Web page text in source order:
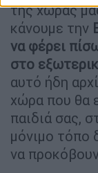
της χώρας
κάνουμε την
να φέρει
στο
αυτό ήδη
χώρα που θα
παιδιά σας,
μόνιμο τόπο
να